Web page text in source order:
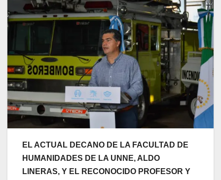
EL ACTUAL DECANO DE LA FACULTAD DE
HUMANIDADES DE LA UNNE, ALDO
LINERAS, Y EL RECONOCIDO PROFESOR Y